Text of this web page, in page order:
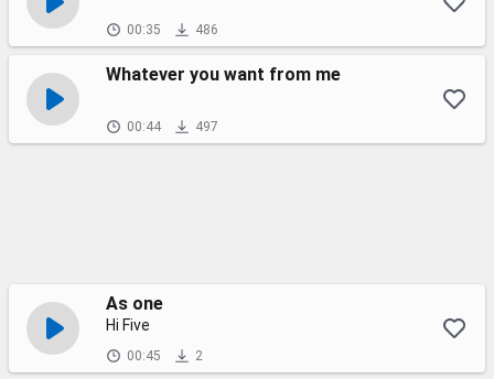
00:35 486
Whatever you want from me
00:44 497
As one
Hi Five
00:45 2